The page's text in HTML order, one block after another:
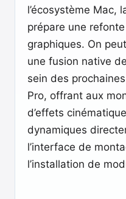
l’écosystème Mac,
prépare une
graphiques. On
une fusion native
sein des
Pro, offrant aux
d’effets
dynamiques
l’interface de
l’installation de